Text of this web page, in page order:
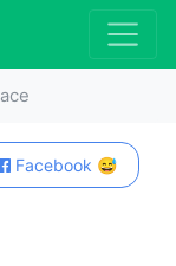
Facebook 😅